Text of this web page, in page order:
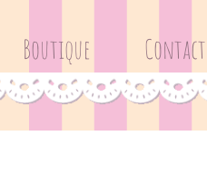
Boutique Contact